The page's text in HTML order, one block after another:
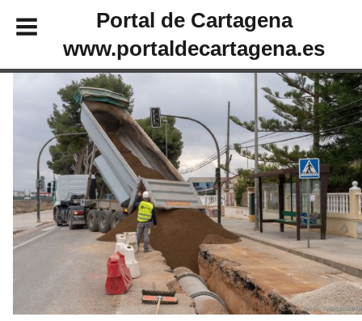
Portal de Cartagena
www.portaldecartagena.es